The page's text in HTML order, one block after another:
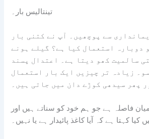
تینتالیس بار۔
سے پوچھیں۔ آپ نے کتنی بار
دوبارہ استعمال کیا ہے؟ گیلے ہونے
سالمیت کھو دیتا ہے۔ اعتدال پسند
زیادہ تر چیزیں ایک بار استعمال
پھر سیدھی کوڑے دان میں جاتی ہیں۔
فاصلہ ہے جو ہم خود کو سناتے ہیں اور
کہتا ہے کہ آیا کاغذ پائیدار ہے یا نہیں۔